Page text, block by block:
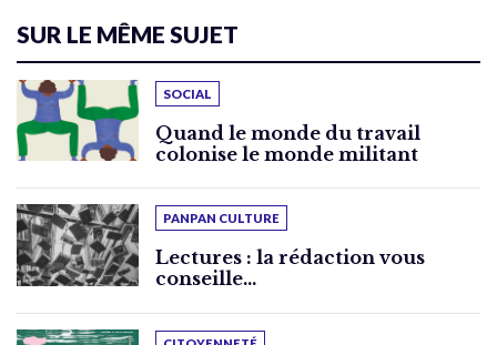
SUR LE MÊME SUJET
SOCIAL
Quand le monde du travail
colonise le monde militant
PANPAN CULTURE
Lectures : la rédaction vous
conseille…